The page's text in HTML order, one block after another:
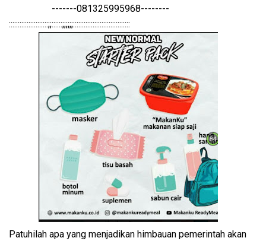
-------081325995968--------
::::::::::::::::::::::;;::::::;;;;;;::::::::::::::::::::::::::::::::
Patuhilah apa yang menjadikan himbauan pemerintah akan